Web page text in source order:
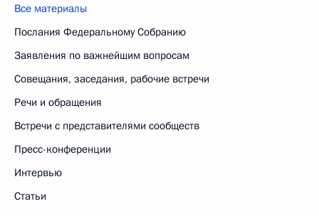
Все материалы
Послания Федеральному Собранию
Заявления по важнейшим вопросам
Совещания, заседания, рабочие встречи
Речи и обращения
Встречи с представителями сообществ
Пресс-конференции
Интервью
Статьи